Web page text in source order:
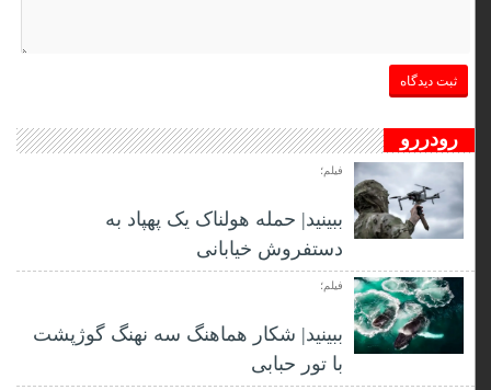
رودررو
فیلم؛
ببینید| حمله هولناک یک پهپاد به
دستفروش خیابانی
فیلم؛
ببینید| شکار هماهنگ سه نهنگ گوژپشت
با تور حبابی